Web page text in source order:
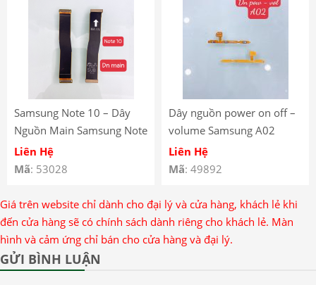
Samsung Note 10 – Dây
Nguồn Main Samsung Note
10 – Cáp Nối Main
Samsung Note 10 –
Motherboard Flex Cable
Liên Hệ
Mã: 53028
Dây nguồn power on off –
volume Samsung A02
Liên Hệ
Mã: 49892
Giá trên website chỉ dành cho đại lý và cửa hàng, khách lẻ khi
đến cửa hàng sẽ có chính sách dành riêng cho khách lẻ. Màn
hình và cảm ứng chỉ bán cho cửa hàng và đại lý.
GỬI BÌNH LUẬN